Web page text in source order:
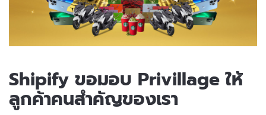
Shipify ขอมอบ Privillage ให้
ลูกค้าคนสำคัญของเรา